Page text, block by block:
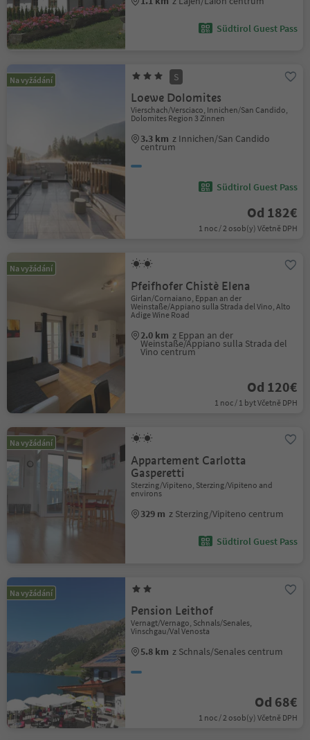
Südtirol Guest Pass
Na vyžádání S
Loewe Dolomites
Vierschach/Versciaco, Innichen/San Candido,
Dolomites Region 3 Zinnen
3.3 km z Innichen/San Candido
centrum
Südtirol Guest Pass
Od 182€
1 noc / 2 osob(y) Včetně DPH
Na vyžádání
Pfeifhofer Chistè Elena
Girlan/Cornaiano, Eppan an der
Weinstaße/Appiano sulla Strada del Vino, Alto
Adige Wine Road
2.0 km z Eppan an der
Weinstaße/Appiano sulla Strada del
Vino centrum
Od 120€
1 noc / 1 byt Včetně DPH
Na vyžádání
Appartement Carlotta
Gasperetti
Sterzing/Vipiteno, Sterzing/Vipiteno and
environs
329 m z Sterzing/Vipiteno centrum
Südtirol Guest Pass
Na vyžádání
Pension Leithof
Vernagt/Vernago, Schnals/Senales,
Vinschgau/Val Venosta
5.8 km z Schnals/Senales centrum
Od 68€
1 noc / 2 osob(y) Včetně DPH